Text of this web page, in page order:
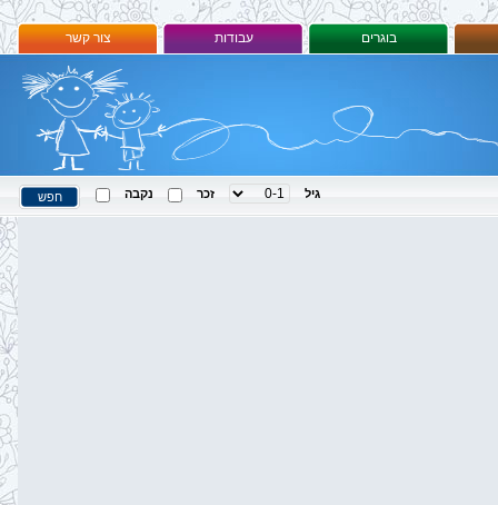
בוגרים עבודות צור קשר
גיל זכר נקבה